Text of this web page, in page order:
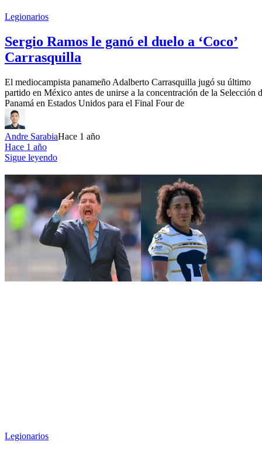
Legionarios
Sergio Ramos le ganó el duelo a ‘Coco’
Carrasquilla
El mediocampista panameño Adalberto Carrasquilla jugó su último
partido en México antes de unirse a la concentración de la Selección
Panamá en Estados Unidos para el Final Four de
Andre SarabiaHace 1 año
Hace 1 año
Sigue leyendo
Legionarios